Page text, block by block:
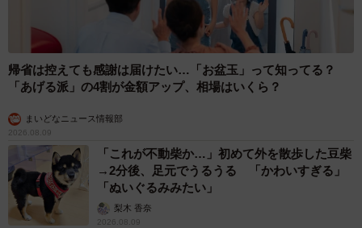
帰省は控えても感謝は届けたい…「お盆玉」って知ってる？
「あげる派」の4割が金額アップ、相場はいくら？
まいどなニュース情報部
2026.08.09
「これが不動柴か…」初めて外を散歩した豆柴
→2分後、足元でうるうる 「かわいすぎる」
「ぬいぐるみみたい」
梨木 香奈
2026.08.09